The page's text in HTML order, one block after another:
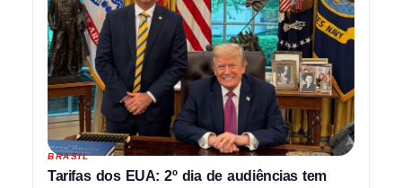
BRASIL
Tarifas dos EUA: 2º dia de audiências tem